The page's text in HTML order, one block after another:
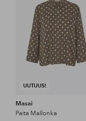
UUTUUS!
Masai
Paita MaIlonka